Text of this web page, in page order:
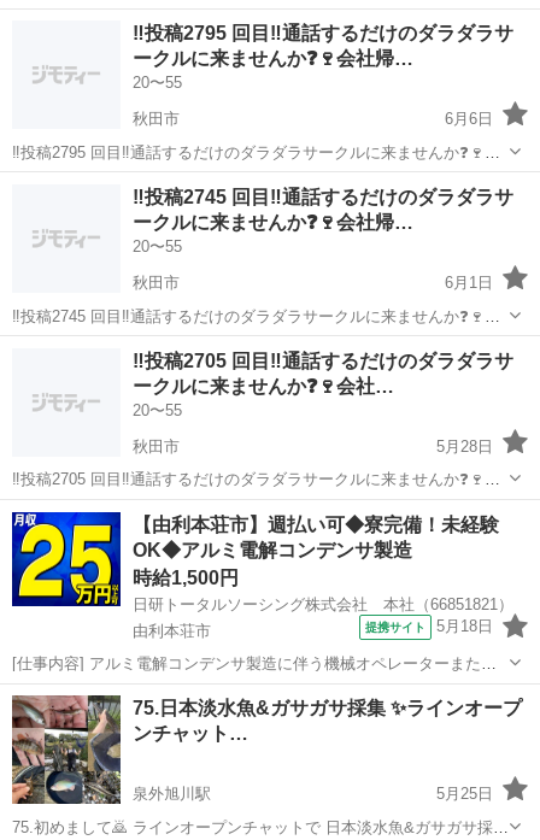
軽にご覧ください🌸 現在総メンバー540人が在籍中のLINEオープンチ
ャットとDiscordサーバーで、全国から新しいメンバーを募集していま
グルチャ コミュニティ
‼️投稿2795 回目‼️通話するだけのダラダラサ
ークルに来ませんか❓🍷会社帰…
20〜55
秋田市
6月6日
‼️投稿2795 回目‼️通話するだけのダラダラサークルに来ませんか❓🍷会
社帰ってからや運転中など暇な時間に通話しませんか❓メンバー130人
くらいいます。 男女比は半半くらいで年齢層は20代から40代が多いで
グルチャ 顔出し
‼️投稿2745 回目‼️通話するだけのダラダラサ
ークルに来ませんか❓🍷会社帰…
20〜55
秋田市
6月1日
‼️投稿2745 回目‼️通話するだけのダラダラサークルに来ませんか❓🍷会
社帰ってからや運転中など暇な時間に通話しませんか❓メンバー130人
くらいいます。 男女比は半半くらいで年齢層は20代から40代が多いで
グルチャ 顔出し
‼️投稿2705 回目‼️通話するだけのダラダラサ
ークルに来ませんか❓🍷会社…
20〜55
秋田市
5月28日
‼️投稿2705 回目‼️通話するだけのダラダラサークルに来ませんか❓🍷会
社帰ってからや運転中など暇な時間に通話しませんか❓メンバー130人
くらいいます。 男女比は半半くらいで年齢層は20代から40代が多いで
す。zoomや...
秋田 秋田市 グルチャ 顔出し
【由利本荘市】週払い可◆寮完備！未経験
OK◆アルミ電解コンデンサ製造
時給1,500円
日研トータルソーシング株式会社 本社（66851821）
由利本荘市
提携サイト 5月18日
[仕事内容] アルミ電解コンデンサ製造に伴う機械オペレーターまたは
補助作業。 ※業務の変更、就業場所の変更の範囲、契約更新の基準に
ついては面談時にお伝えします。 ◎この他、全国各地にお仕事たくさ
んあります！ 通勤のお仕事...
秋田 由利本荘市 工場
75.日本淡水魚&ガサガサ採集 ✨ラインオープ
ンチャット…
泉外旭川駅
5月25日
75.初めまして🙇 ラインオープンチャットで 日本淡水魚&ガサガサ採集